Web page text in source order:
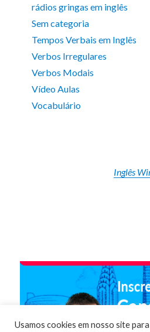
rádios gringas em inglês
Sem categoria
Tempos Verbais em Inglês
Verbos Irregulares
Verbos Modais
Vídeo Aulas
Vocabulário
Inglês
Usamos cookies em nosso site